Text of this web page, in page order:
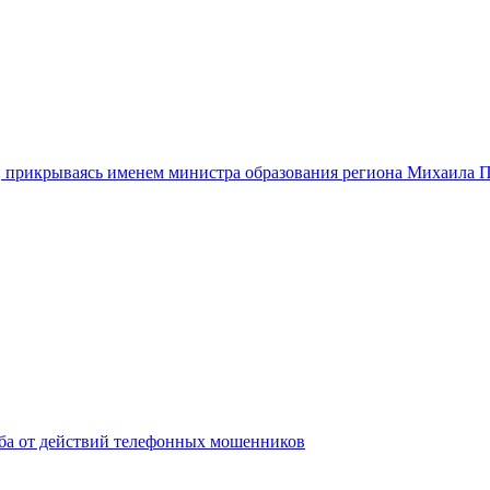
именем министра образования региона Михаила
от действий телефонных мошенников